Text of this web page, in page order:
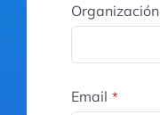
Organización
Email *